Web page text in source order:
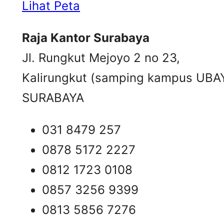
Lihat Peta
Raja Kantor Surabaya
Jl. Rungkut Mejoyo 2 no 23,
Kalirungkut (samping kampus
SURABAYA
031 8479 257
0878 5172 2227
0812 1723 0108
0857 3256 9399
0813 5856 7276